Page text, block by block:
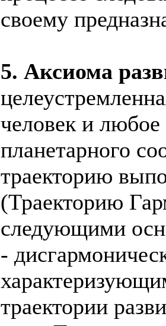
своему
5. Аксиома
человек и
планетарного
траекторию
(Траекторию
следующими
-
траектории